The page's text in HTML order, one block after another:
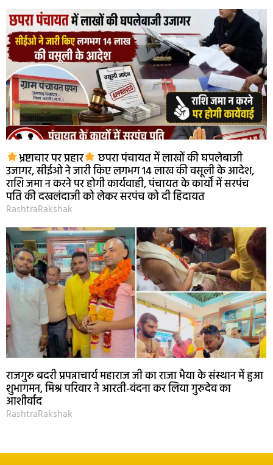
भ्रष्टाचार पर प्रहार छपरा पंचायत में लाखों की घपलेबाजी
उजागर, सीईओ ने जारी किए लगभग 14 लाख की वसूली के आदेश,
राशि जमा न करने पर होगी कार्यवाही, पंचायत के कार्यों में सरपंच
पति की दखलंदाजी को लेकर सरपंच को दी हिदायत
RashtraRakshak
राजगुरु बदरी प्रपन्नाचार्य महाराज जी का राजा भैया के संस्थान में हुआ
शुभागमन, मिश्र परिवार ने आरती-वंदना कर लिया गुरुदेव का
आशीर्वाद
RashtraRakshak